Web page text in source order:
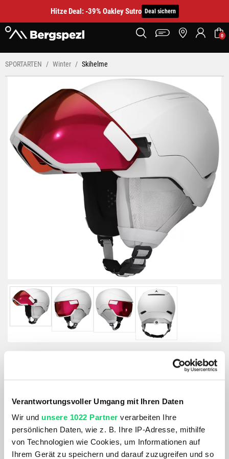
Verantwortungsvoller Umgang mit Ihren Daten
Wir und unsere 1022 Partner verarbeiten Ihre
persönlichen Daten, wie z. B. Ihre IP-Adresse, mithilfe
von Technologien wie Cookies, um Informationen auf
Ihrem Gerät zu speichern und darauf zuzugreifen und so
Hitze Deal: -39% Oakley Sutro Deal sichern
0
SPORTARTEN Winter Skihelme
Atomic Revent Gt Amid Visor Hd
Größe:
GRÖSSE VARIANTE WÄHLEN
Farbe: